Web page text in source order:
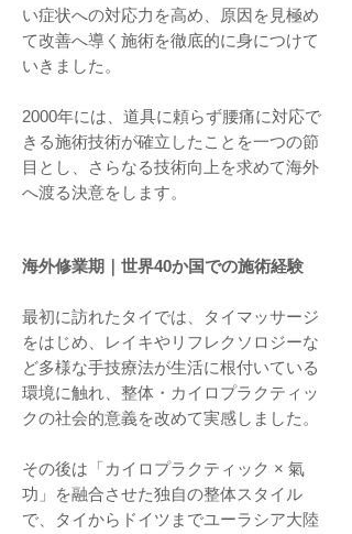
い症状への対応力を高め、原因を見極め
て改善へ導く施術を徹底的に身につけて
いきました。
2000年には、道具に頼らず腰痛に対応で
きる施術技術が確立したことを一つの節
目とし、さらなる技術向上を求めて海外
へ渡る決意をします。
海外修業期｜世界40か国での施術経験
最初に訪れたタイでは、タイマッサージ
をはじめ、レイキやリフレクソロジーな
ど多様な手技療法が生活に根付いている
環境に触れ、整体・カイロプラクティッ
クの社会的意義を改めて実感しました。
その後は「カイロプラクティック × 氣
功」を融合させた独自の整体スタイル
で、タイからドイツまでユーラシア大陸